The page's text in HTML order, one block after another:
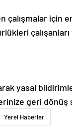
çalışmalar için
yasal
geri dönüş
Yerel Haberler